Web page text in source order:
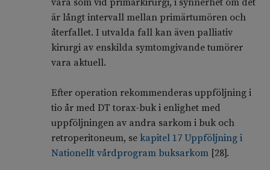
vara som vid primärkirurgi, i synnerhet om det
är långt intervall mellan primärtumören och
återfallet. I utvalda fall kan även palliativ
kirurgi av enskilda symtomgivande tumörer
vara aktuell.
Efter operation rekommenderas uppföljning i
tio år med DT torax-buk i enlighet med
uppföljningen av andra sarkom i buk och
retroperitoneum, se kapitel 17 Uppföljning i
Nationellt vårdprogram buksarkom[28].